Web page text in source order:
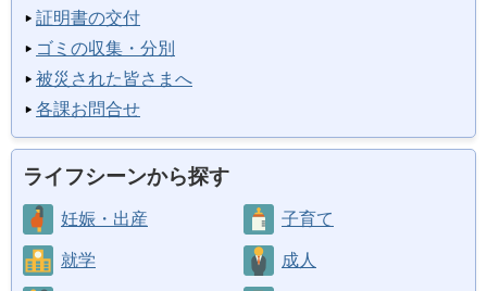
証明書の交付
ゴミの収集・分別
被災された皆さまへ
各課お問合せ
ライフシーンから探す
妊娠・出産 子育て
就学 成人